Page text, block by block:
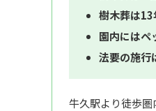
樹木葬は
園内にはペ
法要の施行
牛久駅より徒歩圏